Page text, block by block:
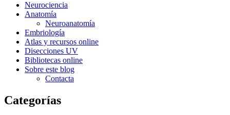
Neurociencia
Anatomía
Neuroanatomía
Embriología
Atlas y recursos online
Disecciones UV
Bibliotecas online
Sobre este blog
Contacta
Categorías